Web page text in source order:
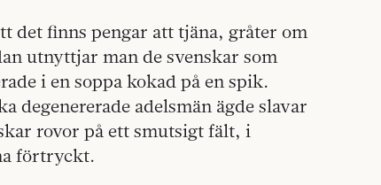
det finns pengar att tjäna, gråter om
utnyttjar man de svenskar som
i en soppa kokad på en spik.
degenererade adelsmän ägde slavar
rovor på ett smutsigt fält, i
förtryckt.